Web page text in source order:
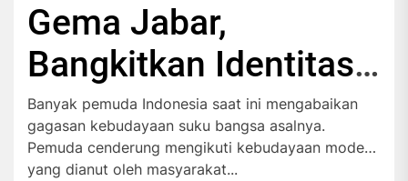
Gema Jabar,
Bangkitkan Identitas
Kultural Sunda
Banyak pemuda Indonesia saat ini mengabaikan
gagasan kebudayaan suku bangsa asalnya.
Pemuda cenderung mengikuti kebudayaan modern
yang dianut oleh masyarakat...